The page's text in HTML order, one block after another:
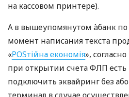
на кассовом принтере).
А в вышеупомянутом àбанк по
момент написания текста
«POSтійна економія»,
при открытии счета ФЛП есть
подключить эквайринг без